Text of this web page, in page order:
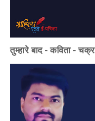
तुम्हारे बाद - कविता -